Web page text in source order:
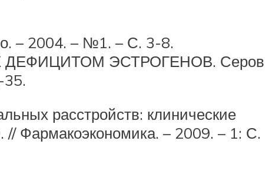
– 2004. – №1. – С. 3-8.
ЭСТРОГЕНОВ. Серов
35.
расстройств: клинические
Фармакоэкономика. – 2009. – 1: С.